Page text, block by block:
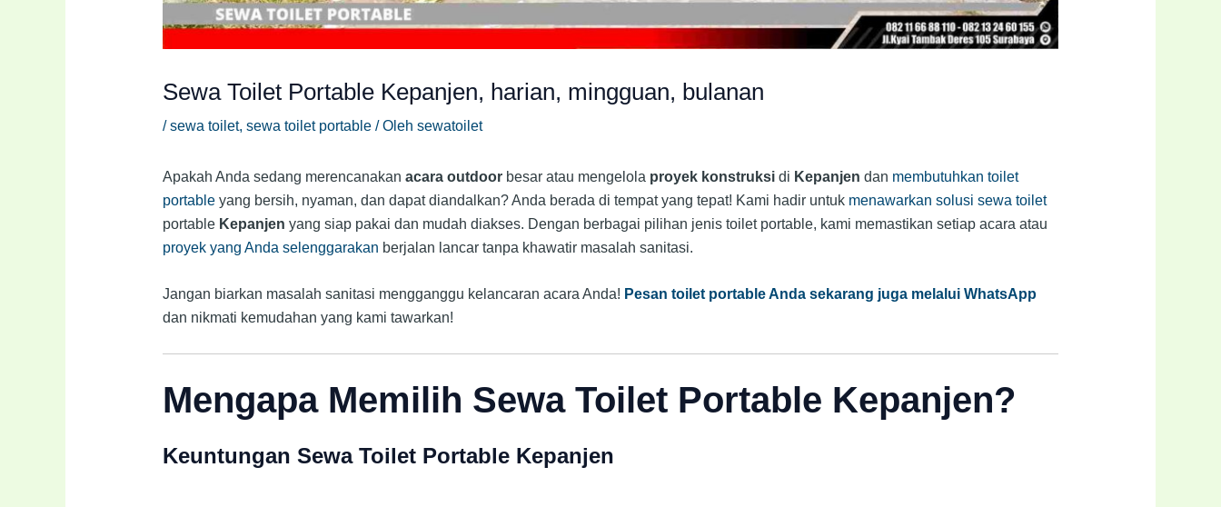
Sewa Toilet Portable Kepanjen, harian, mingguan, bulanan
/sewa toilet, sewa toilet portable/ Oleh sewatoilet
Apakah Anda sedang merencanakan acara outdoorbesar atau mengelola proyek konstruksidi Kepanjen dan membutuhkan toilet
portableyang bersih, nyaman, dan dapat diandalkan? Anda berada di tempat yang tepat! Kami hadir untuk menawarkan solusi sewa toilet
portable Kepanjen yang siap pakai dan mudah diakses. Dengan berbagai pilihan jenis toilet portable, kami memastikan setiap acara atau
proyek yang Anda selenggarakan berjalan lancar tanpa khawatir masalah sanitasi.
Jangan biarkan masalah sanitasi mengganggu kelancaran acara Anda! Pesan toilet portable Anda sekarang juga melalui WhatsApp
dan nikmati kemudahan yang kami tawarkan!
Mengapa Memilih Sewa Toilet Portable Kepanjen?
Keuntungan Sewa Toilet Portable Kepanjen